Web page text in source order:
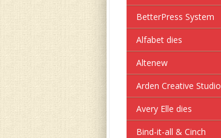
BetterPress System
Alfabet dies
Altenew
Arden Creative Studio
Avery Elle dies
Bind-it-all & Cinch